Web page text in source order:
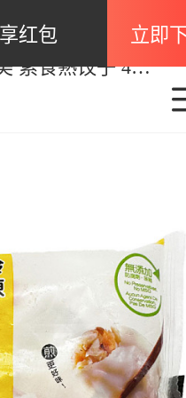
红包 立即
【冻】奇美 素食熟饺子 450g